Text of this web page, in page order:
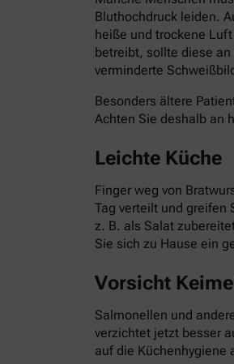
Bluthochdruck leiden.
heiße und trockene
betreibt, sollte diese
verminderte
Besonders ältere
Achten Sie deshalb an
Leichte Küche
Finger weg von
Tag verteilt und greifen
z. B. als Salat
Sie sich zu Hause ein
Vorsicht
Salmonellen und
verzichtet jetzt besser
auf die Küchenhygiene